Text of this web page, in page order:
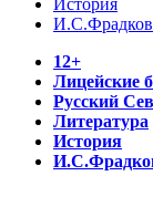
История
И.С.Фрадков
12+
Лицейские
Русский
Литература
История